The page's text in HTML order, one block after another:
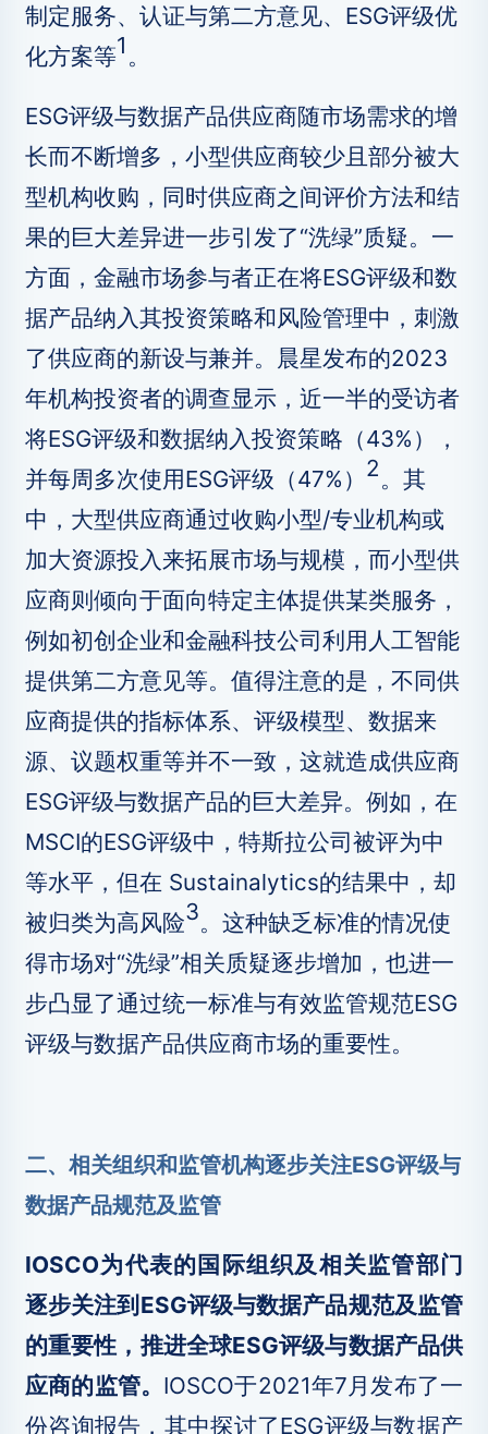
制定服务、认证与第二方意见、ESG评级优
化方案等1 。
ESG评级与数据产品供应商随市场需求的增
长而不断增多，小型供应商较少且部分被大
型机构收购，同时供应商之间评价方法和结
果的巨大差异进一步引发了“洗绿”质疑。一
方面，金融市场参与者正在将ESG评级和数
据产品纳入其投资策略和风险管理中，刺激
了供应商的新设与兼并。晨星发布的2023
年机构投资者的调查显示，近一半的受访者
将ESG评级和数据纳入投资策略（43%），
并每周多次使用ESG评级（47%） 2。其
中，大型供应商通过收购小型/专业机构或
加大资源投入来拓展市场与规模，而小型供
应商则倾向于面向特定主体提供某类服务，
例如初创企业和金融科技公司利用人工智能
提供第二方意见等。值得注意的是，不同供
应商提供的指标体系、评级模型、数据来
源、议题权重等并不一致，这就造成供应商
ESG评级与数据产品的巨大差异。例如，在
MSCI的ESG评级中，特斯拉公司被评为中
等水平，但在 Sustainalytics的结果中，却
被归类为高风险3。这种缺乏标准的情况使
得市场对“洗绿”相关质疑逐步增加，也进一
步凸显了通过统一标准与有效监管规范ESG
评级与数据产品供应商市场的重要性。
二、相关组织和监管机构逐步关注ESG评级与
数据产品规范及监管
IOSCO为代表的国际组织及相关监管部门
逐步关注到ESG评级与数据产品规范及监管
的重要性，推进全球ESG评级与数据产品供
应商的监管。 IOSCO于2021年7月发布了一
份咨询报告，其中探讨了ESG评级与数据产